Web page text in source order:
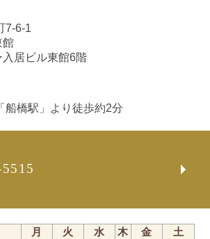
7-6-1
館
居ビル東館6階
船橋駅」より徒歩約2分
月 火 水 木 金
土